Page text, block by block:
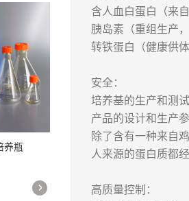
养瓶
三角培养瓶
More
含人血白蛋白（来
胰岛素（重组生产
转铁蛋白（健康供
安全：
培养基的生产和测
产品的设计和生产
除了含有一种来自
人来源的蛋白质都
高质量控制：